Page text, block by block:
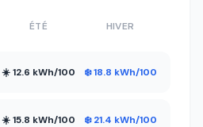
ÉTÉ HIVER
☀️ 12.6 kWh/100 ❄️ 18.8 kWh/100
☀️ 15.8 kWh/100 ❄️ 21.4 kWh/100